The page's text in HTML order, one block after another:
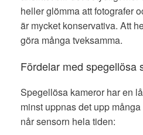
heller glömma att fotografer
är mycket konservativa. Att
göra många tveksamma.
Fördelar med spegellösa
Spegellösa kameror har en
minst uppnas det upp
når sensorn hela tiden: